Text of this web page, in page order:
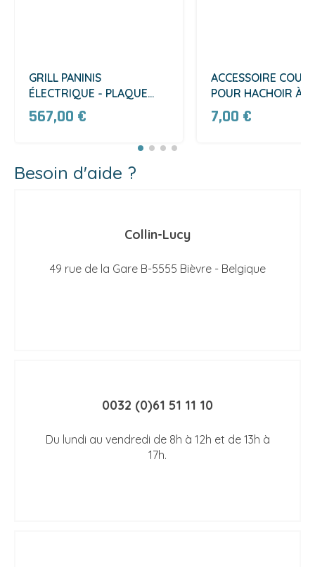
GRILL PANINIS
ÉLECTRIQUE - PLAQUE
SIMPLE RAINURÉE
(GTP2745)
567,00 €
ACCESSOIRE
POUR HACHOIR À
(C22)
7,00 €
Besoin d'aide ?
Collin-Lucy
49 rue de la Gare B-5555 Bièvre - Belgique
0032 (0)61 51 11 10
Du lundi au vendredi de 8h à 12h et de 13h à
17h.